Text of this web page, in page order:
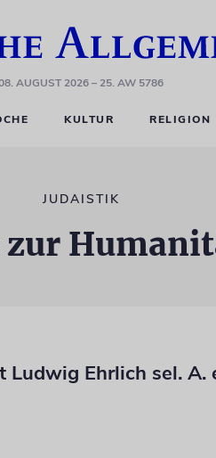
AUGUST 2026– 25. AW 5786
KULTUR RELIGION
JUDAISTIK
Ludwig Ehrlich sel. A.